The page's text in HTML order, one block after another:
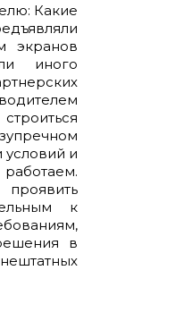
Какие
экранов
иного
и
к
в